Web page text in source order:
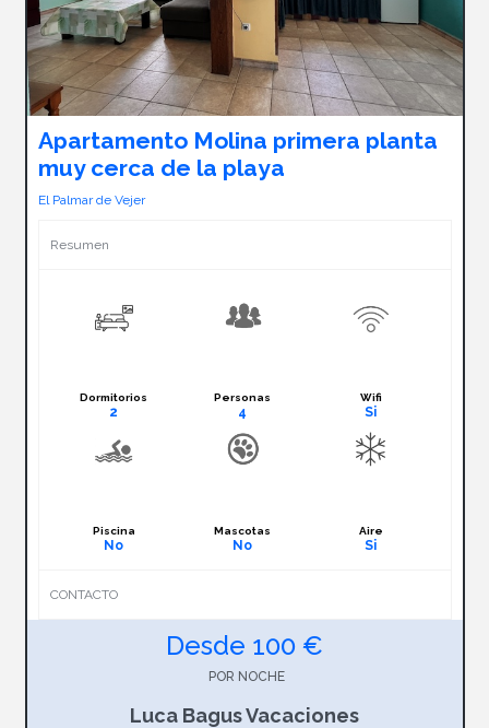
Apartamento Molina primera planta
muy cerca de la playa
El Palmar de Vejer
Resumen
Dormitorios
2
Personas
4
Wifi
Si
Piscina
No
Mascotas
No
Aire
Si
CONTACTO
Desde 100 €
POR NOCHE
Luca Bagus Vacaciones